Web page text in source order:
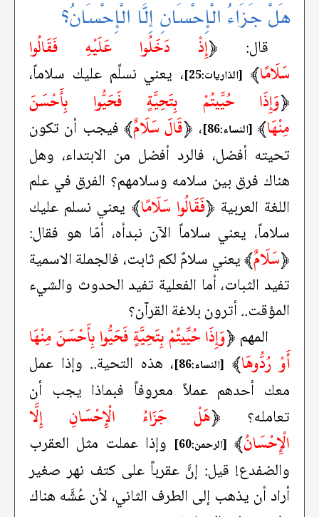
هَلْ جَزَاءُ الْإِحْسَانِ إِلَّا الْإِحْسَانُ؟
قال: ﴿إِذْ دَخَلُوا عَلَيْهِ فَقَالُوا
سَلَامًا﴾ [الذاريات:25] ، يعني نسلِّم عليك سلاماً،
﴿وَإِذَا حُيِّيتُمْ بِتَحِيَّةٍ فَحَيُّوا بِأَحْسَنَ
مِنْهَا﴾ [النساء:86] ، ﴿قَالَ سَلَامٌ﴾ فيجب أن تكون
تحيته أفضل، فالرد أفضل من الابتداء، وهل
هناك فرق بين سلامه وسلامهم؟ الفرق في علم
اللغة العربية ﴿فَقَالُوا سَلَامًا﴾ يعني نسلم عليك
سلاماً، يعني سلاماً الآن نبدأه، أمّا هو فقال:
﴿سَلَامٌ﴾يعني سلامٌ لكم ثابت، فالجملة الاسمية
تفيد الثبات، أما الفعلية تفيد الحدوث والشيء
المؤقت.. أترون بلاغة القرآن؟
المهم ﴿وَإِذَا حُيِّيتُمْ بِتَحِيَّةٍ فَحَيُّوا بِأَحْسَنَ مِنْهَا
أَوْ رُدُّوهَا﴾ [النساء:86]
، هذه التحية.. وإذا عمل
معك أحدهم عملاً معروفاً فبماذا يجب أن
تعامله؟ ﴿هَلْ جَزَاءُ الْإِحْسَانِ إِلَّا
الْإِحْسَانُ﴾ [الرحمن:60]
وإذا عملت مثل العقرب
والضفدع! قيل: إنَّ عقرباً على كتف نهر صغير
أراد أن يذهب إلى الطرف الثاني، لأن عُشَّه هناك